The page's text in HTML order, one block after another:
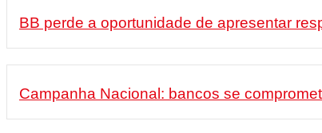
BB perde a oportunidade de apresentar
Campanha Nacional: bancos se